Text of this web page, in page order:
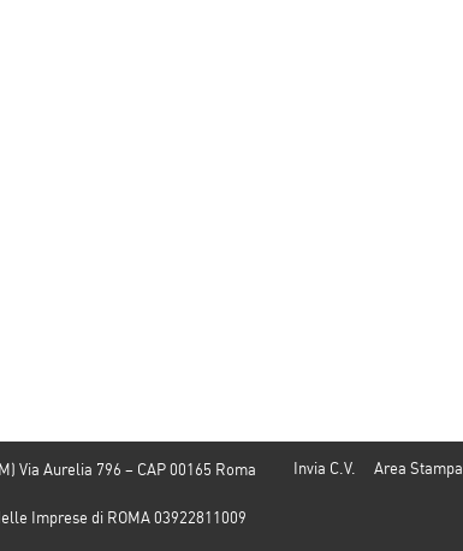
Invia C.V. Area Stampa
Via Aurelia 796 – CAP 00165 Roma
Imprese di ROMA 03922811009